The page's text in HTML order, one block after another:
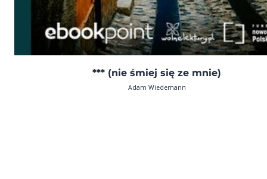
*** (nie śmiej się ze mnie)
Adam Wiedemann